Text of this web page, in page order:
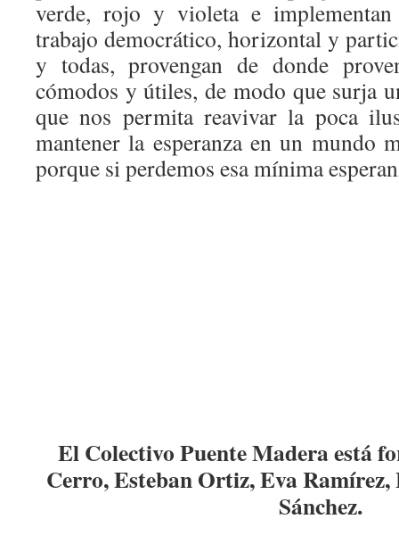
verde, rojo y violeta e
trabajo democrático, horizontal y
y todas, provengan de donde
cómodos y útiles, de modo que surja
que nos permita reavivar la poca
mantener la esperanza en un mundo
porque si perdemos esa mínima
El Colectivo Puente Madera está
Cerro, Esteban Ortiz, Eva
Sánchez.